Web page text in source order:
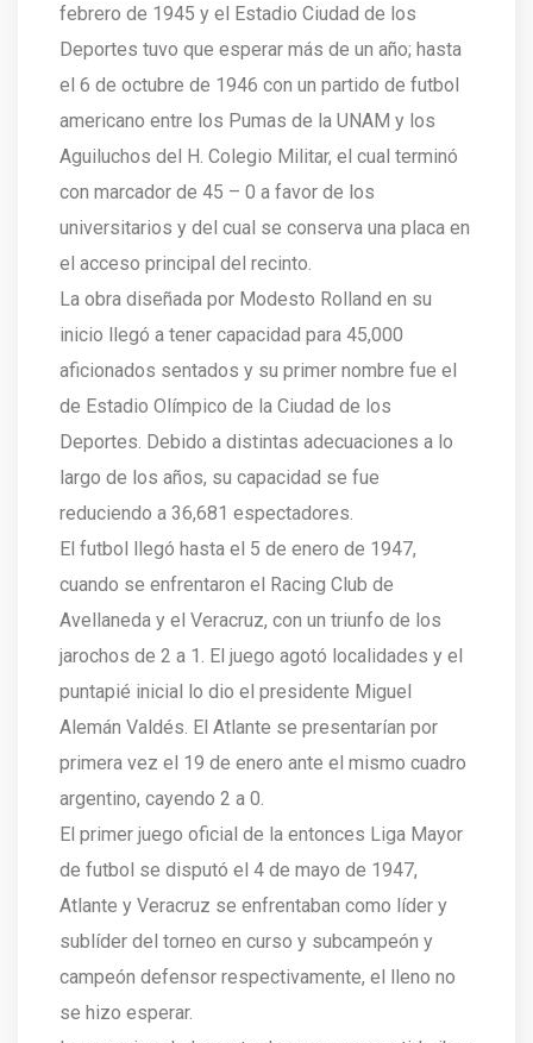
febrero de 1945 y el Estadio Ciudad de los
Deportes tuvo que esperar más de un año; hasta
el 6 de octubre de 1946 con un partido de futbol
americano entre los Pumas de la UNAM y los
Aguiluchos del H. Colegio Militar, el cual terminó
con marcador de 45 – 0 a favor de los
universitarios y del cual se conserva una placa en
el acceso principal del recinto.
La obra diseñada por Modesto Rolland en su
inicio llegó a tener capacidad para 45,000
aficionados sentados y su primer nombre fue el
de Estadio Olímpico de la Ciudad de los
Deportes. Debido a distintas adecuaciones a lo
largo de los años, su capacidad se fue
reduciendo a 36,681 espectadores.
El futbol llegó hasta el 5 de enero de 1947,
cuando se enfrentaron el Racing Club de
Avellaneda y el Veracruz, con un triunfo de los
jarochos de 2 a 1. El juego agotó localidades y el
puntapié inicial lo dio el presidente Miguel
Alemán Valdés. El Atlante se presentarían por
primera vez el 19 de enero ante el mismo cuadro
argentino, cayendo 2 a 0.
El primer juego oficial de la entonces Liga Mayor
de futbol se disputó el 4 de mayo de 1947,
Atlante y Veracruz se enfrentaban como líder y
sublíder del torneo en curso y subcampeón y
campeón defensor respectivamente, el lleno no
se hizo esperar.